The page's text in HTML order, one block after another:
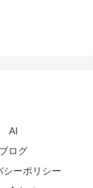
AI
ブログ
シーポリシー